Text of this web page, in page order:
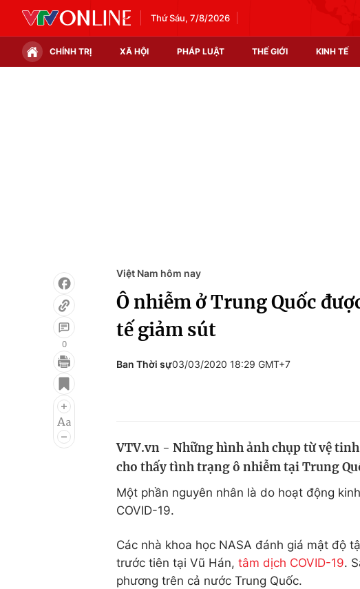
Thứ Sáu, 7/8/2026
CHÍNH TRỊ XÃ HỘI PHÁP LUẬT THẾ GIỚI KINH TẾ
Điện ảnh
Âm nhạc
Chất lượng cuộc sống
0
Việt Nam hôm nay
Ô nhiễm ở Trung Quốc
tế giảm sút
Ban Thời sự03/03/2020 18:29 GMT+7
VTV.vn - Những hình ảnh chụp từ vệ
cho thấy tình trạng ô nhiễm tại Trung
Một phần nguyên nhân là do hoạt động
COVID-19.
Các nhà khoa học NASA đánh giá mật độ
trước tiên tại Vũ Hán, tâm dịch COVID-19.
phương trên cả nước Trung Quốc.